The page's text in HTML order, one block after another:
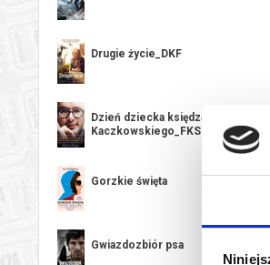
Drugie życie_DKF
Dzień dziecka księdza Jana
Kaczkowskiego_FKS
Gorzkie święta
Gwiazdozbiór psa